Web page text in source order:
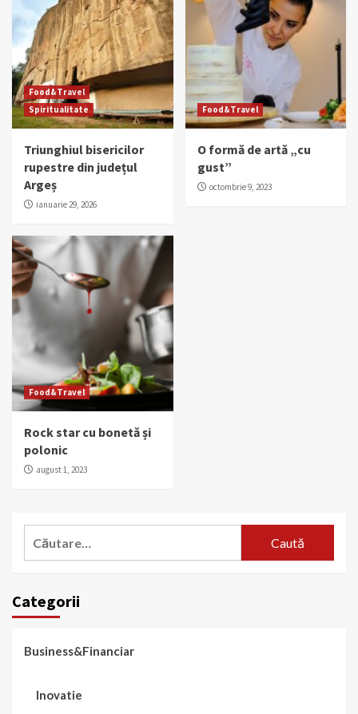
Food&Travel
Spiritualitate
Triunghiul bisericilor
rupestre din județul
Argeș
ianuarie 29, 2026
Food&Travel
O formă de artă „cu
gust”
octombrie 9, 2023
Food&Travel
Rock star cu bonetă și
polonic
august 1, 2023
Categorii
Business&Financiar
Inovatie